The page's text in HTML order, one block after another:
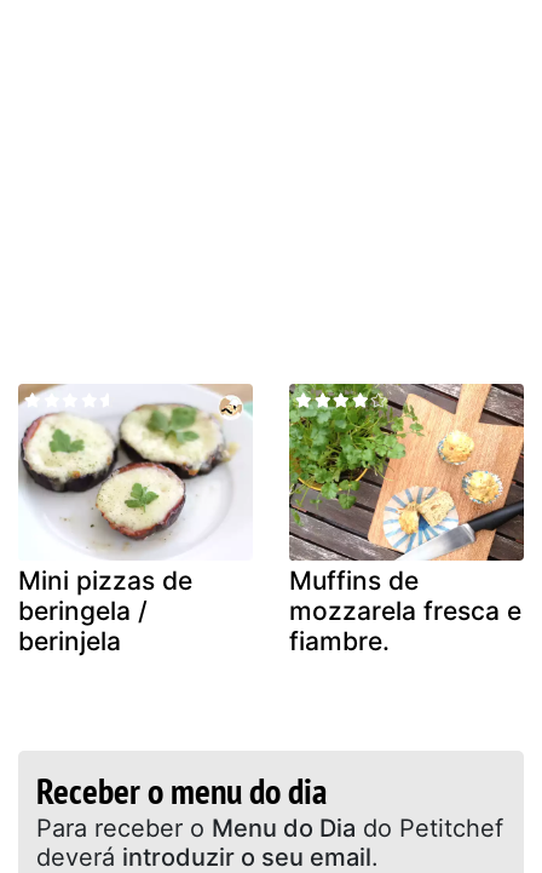
Mini pizzas de
beringela /
berinjela
Muffins de
mozzarela fresca e
fiambre.
Receber o menu do dia
Para receber o Menu do Dia do Petitchef
deverá introduzir o seu email.